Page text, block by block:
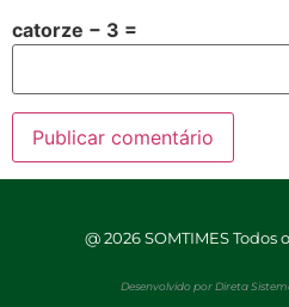
catorze − 3 =
@ 2026 SOMTIMES Todos
Desenvolvido por Direta